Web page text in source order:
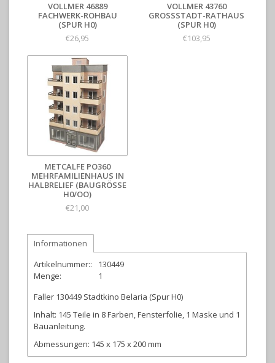
VOLLMER 46889
FACHWERK-ROHBAU
(SPUR H0)
€26,95
VOLLMER 43760
GROSSSTADT-RATHAUS (
SPUR H0)
€103,95
METCALFE PO360
MEHRFAMILIENHAUS IN
HALBRELIEF (BAUGRÖSSE H
0/OO)
€21,00
Informationen
Artikelnummer::
130449
Menge:
1
Faller 130449 Stadtkino Belaria (Spur H0)
Inhalt: 145 Teile in 8 Farben, Fensterfolie, 1 Maske und 1
Bauanleitung.
Abmessungen: 145 x 175 x 200 mm